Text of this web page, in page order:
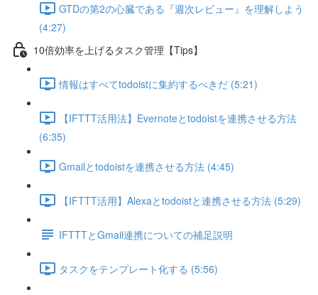
GTDの第2の心臓である『週次レビュー』を理解しよう
(4:27)
10倍効率を上げるタスク管理【Tips】
情報はすべてtodoistに集約するべきだ (5:21)
【IFTTT活用法】Evernoteとtodoistを連携させる方法
(6:35)
Gmailとtodoistを連携させる方法 (4:45)
【IFTTT活用】Alexaとtodoistと連携させる方法 (5:29)
IFTTTとGmail連携についての補足説明
タスクをテンプレート化する (5:56)